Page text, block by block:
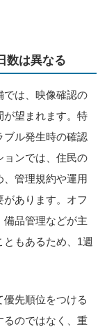
数は異なる
では、映像確認の
が望まれます。特
ブル発生時の確認
ョンでは、住民の
管理規約や運用
あります。オフ
備品管理などが主
もあるため、1週
先順位をつける
るのではなく、重